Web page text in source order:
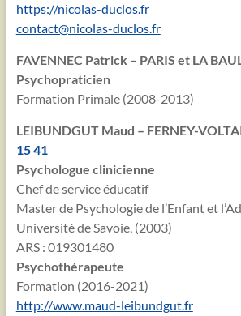
https://nicolas-duclos.fr
contact@nicolas-duclos.fr
FAVENNEC Patrick – PARIS et LA
Psychopraticien
Formation Primale (2008-2013)
LEIBUNDGUT Maud – FERNEY-
15 41
Psychologue clinicienne
Chef de service éducatif
Master de Psychologie de l’Enfant et
Université de Savoie, (2003)
ARS : 019301480
Psychothérapeute
Formation (2016-2021)
http://www.maud-leibundgut.fr